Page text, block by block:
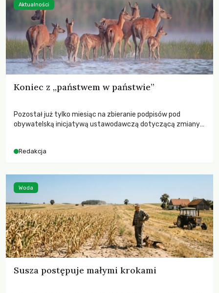
Koniec z „państwem w państwie”
Pozostał już tylko miesiąc na zbieranie podpisów pod
obywatelską inicjatywą ustawodawczą dotyczącą zmiany
niezwykle korzystne rozwiązania dla przyrody i zwierząt,
funkcjonowania łowiectwa w Polsce.
Redakcja
Aktualności
Susza postępuje małymi krokami
Woda